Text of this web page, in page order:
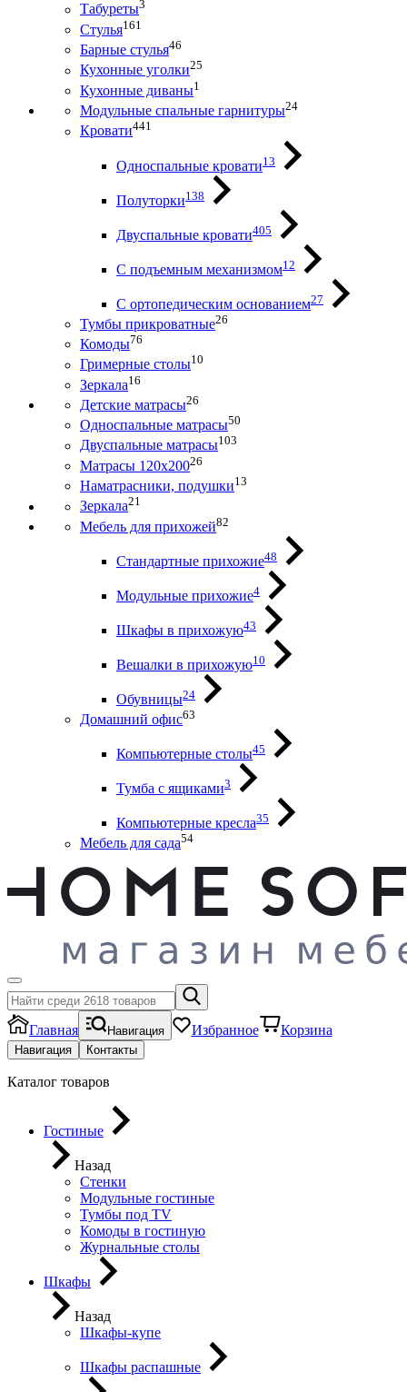
Табуреты3
Стулья161
Барные стулья46
Кухонные уголки25
Кухонные диваны1
Модульные спальные гарнитуры24
Кровати441
Односпальные кровати13
Полуторки138
Двуспальные кровати405
С подъемным механизмом12
С ортопедическим основанием27
Тумбы прикроватные26
Комоды76
Гримерные столы10
Зеркала16
Детские матрасы26
Односпальные матрасы50
Двуспальные матрасы103
Матрасы 120х20026
Наматрасники, подушки13
Зеркала21
Мебель для прихожей82
Стандартные прихожие48
Модульные прихожие4
Шкафы в прихожую43
Вешалки в прихожую10
Обувницы24
Домашний офис63
Компьютерные столы45
Тумба с ящиками3
Компьютерные кресла35
Мебель для сада54
Главная Навигация Избранное Корзина
Навигация Контакты
Каталог товаров
Гостиные
Назад
Стенки
Модульные гостиные
Тумбы под ТV
Комоды в гостиную
Журнальные столы
Шкафы
Назад
Шкафы-купе
Шкафы распашные